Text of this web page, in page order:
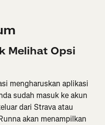
Melihat Opsi
mengharuskan aplikasi
sudah masuk ke akun
dari Strava atau
akan menampilkan